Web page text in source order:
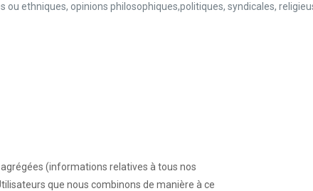
ethniques, opinions philosophiques,politiques, syndicales,
(informations relatives à tous nos
que nous combinons de manière à ce